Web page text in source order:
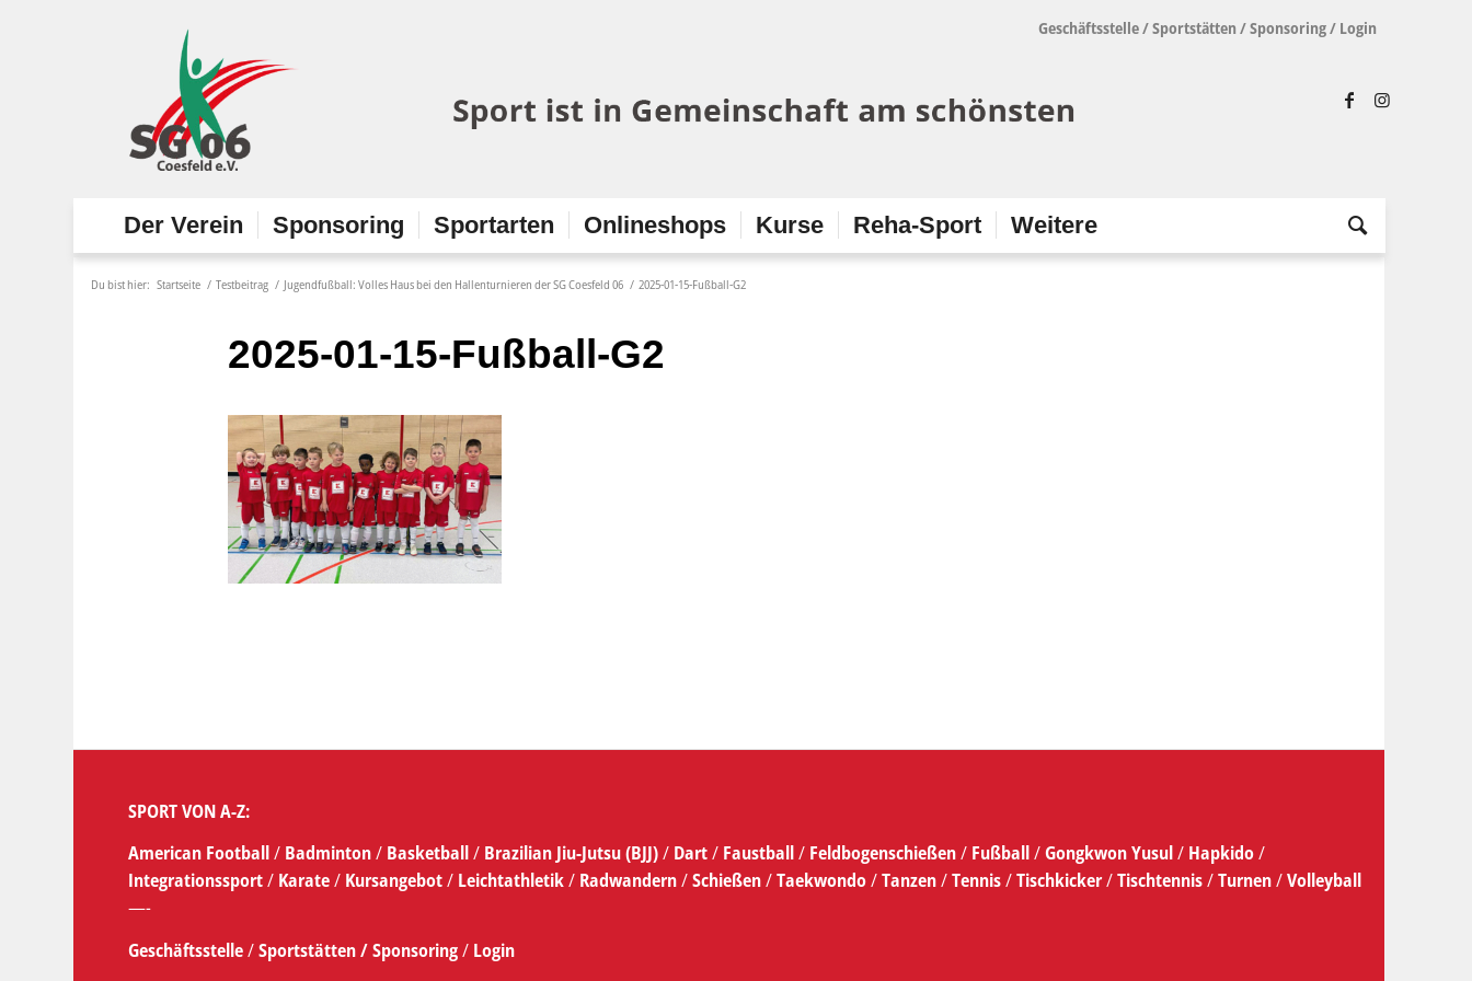
Geschäftsstelle/Sportstätten /Sponsoring/ Login
Der Verein Sponsoring Sportarten Onlineshops Kurse Reha-Sport Weitere
Du bist hier: Startseite / Testbeitrag / Jugendfußball: Volles Haus bei den Hallenturnieren der SG Coesfeld 06 / 2025-01-15-Fußball-G2
2025-01-15-Fußball-G2
SPORT VON A-Z:
American Football/ Badminton/ Basketball/ Brazilian Jiu-Jutsu (BJJ)/ Dart/ Faustball/ Feldbogenschießen/ Fußball/Gongkwon Yusul/ Hapkido/
Integrationssport/ Karate/ Kursangebot/ Leichtathletik/ Radwandern/Schießen/Taekwondo/Tanzen/Tennis/Tischkicker/Tischtennis/Turnen/Volleyball
—-
Geschäftsstelle/Sportstätten /Sponsoring/ Login